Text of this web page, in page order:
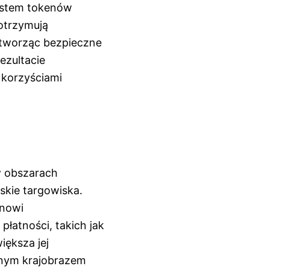
tokenów
bezpieczne
obszarach
targowiska.
takich jak
jej
krajobrazem